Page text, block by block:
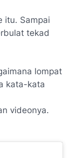
itu. Sampai
tekad
lompat
kata-kata
videonya.